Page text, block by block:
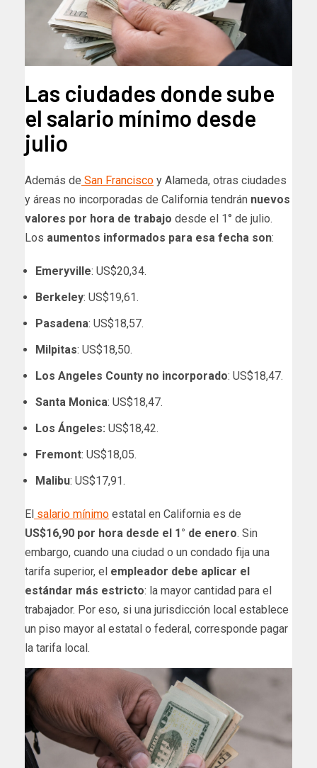
Las ciudades donde sube
el salario mínimo desde
julio
Además de San Francisco y Alameda, otras ciudades
y áreas no incorporadas de California tendrán nuevos
valores por hora de trabajo desde el 1° de julio.
Los aumentos informados para esa fecha son:
Emeryville: US$20,34.
Berkeley: US$19,61.
Pasadena: US$18,57.
Milpitas: US$18,50.
Los Angeles County no incorporado: US$18,47.
Santa Monica: US$18,47.
Los Ángeles: US$18,42.
Fremont: US$18,05.
Malibu: US$17,91.
El salario mínimo estatal en California es de
US$16,90 por hora desde el 1° de enero. Sin
embargo, cuando una ciudad o un condado fija una
tarifa superior, el empleador debe aplicar el
estándar más estricto: la mayor cantidad para el
trabajador. Por eso, si una jurisdicción local establece
un piso mayor al estatal o federal, corresponde pagar
la tarifa local.